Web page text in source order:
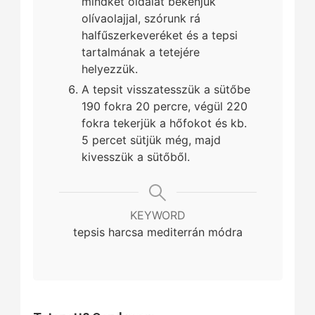
olívaolajjal, szórunk rá
halfűszerkeveréket és a tepsi
tartalmának a tetejére
helyezzük.
A tepsit visszatesszük a sütőbe
190 fokra 20 percre, végül 220
fokra tekerjük a hőfokot és kb.
5 percet sütjük még, majd
kivesszük a sütőből.
KEYWORD
tepsis harcsa mediterrán módra